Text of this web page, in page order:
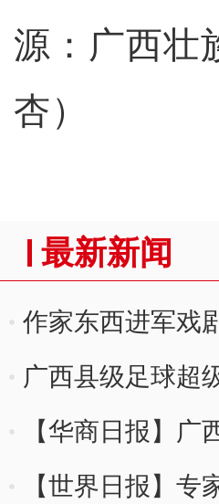
源：广西壮
杏）
最新新闻
作家东西进军戏
广西县级足球超
【华商日报】
【世界日报】